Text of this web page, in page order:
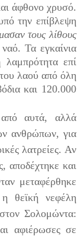
άφθονο χρυσό.
την επίβλεψη
τους λίθους
Τα εγκαίνια
επί
λαού από όλη
και 120.000
αυτά, αλλά
ανθρώπων, για
λατρείες. Αν
αποδέχτηκε και
μεταφέρθηκε
θεϊκή νεφέλη
Σολομώντα:
αφιέρωσες σε